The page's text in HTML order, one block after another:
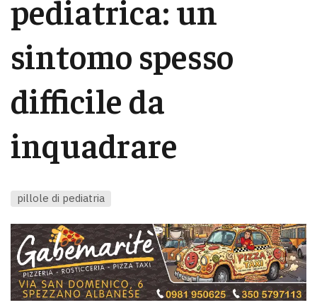
pediatrica: un
sintomo spesso
difficile da
inquadrare
pillole di pediatria